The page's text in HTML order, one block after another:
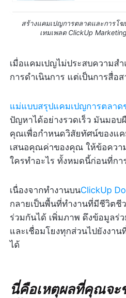
สร้างแคมเปญการตลาดและการโ
เทมเพลต ClickUp
เมื่อแคมเปญไม่ประสบความสำ
การดำเนินการ แต่เป็นการสื่อ
แม่แบบสรุปแคมเปญการตลาด
ปัญหาได้อย่างรวดเร็ว มันมอ
คุณเพื่อกำหนดวิสัยทัศน์ของแค
เสนอคุณค่าของคุณ ให้ข้อควา
ใครทำอะไร ทั้งหมดนี้ก่อนที่กา
เนื่องจากทำงานบนClickUp
กลายเป็นพื้นที่ทำงานที่มีชีวิตชี
ร่วมกันได้ เพิ่มภาพ ดึงข้อมูลร่
และเชื่อมโยงทุกส่วนไปยังงาน
ได้
นี่คือเหตุผลที่คุณจะ